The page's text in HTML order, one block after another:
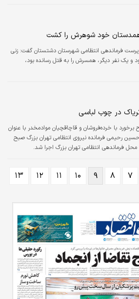
همدستان خود شوهرش را کشت
فرماندهی انتظامی شهرستان دشتستان گفت: زنی
و یک نفر دیگر، همسرش را به قتل رسانده بود،
در چوب لباسی
با خرده‌فروشان و قاچاقچیان موادمخدر با عنوان
رحیمی فرمانده نیروی انتظامی تهران بزرگ صبح
۷ ۸ ۹ ۱۰ ۱۱ ۱۲ ۱۳